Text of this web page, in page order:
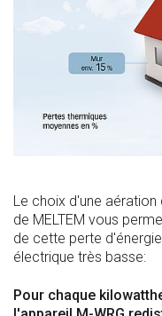
Le choix d'une
de MELTEM vous
de cette perte
électrique très basse:
Pour chaque